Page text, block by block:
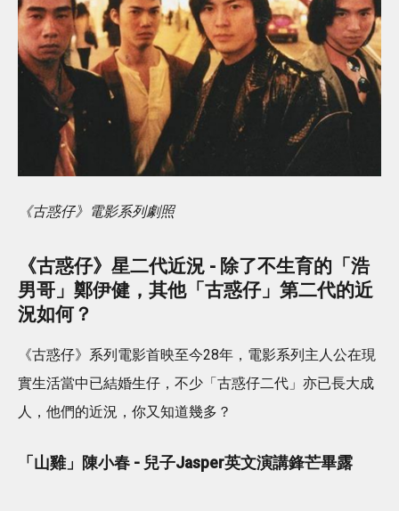
《古惑仔》電影系列劇照
《古惑仔》星二代近況 - 除了不生育的「浩
男哥」鄭伊健，其他「古惑仔」第二代的近
況如何？
《古惑仔》系列電影首映至今28年，電影系列主人公在現
實生活當中已結婚生仔，不少「古惑仔二代」亦已長大成
人，他們的近況，你又知道幾多？
「山雞」陳小春 - 兒子Jasper英文演講鋒芒畢露